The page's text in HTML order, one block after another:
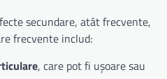
secundare, atât frecvente,
frecvente includ:
, care pot fi ușoare sau